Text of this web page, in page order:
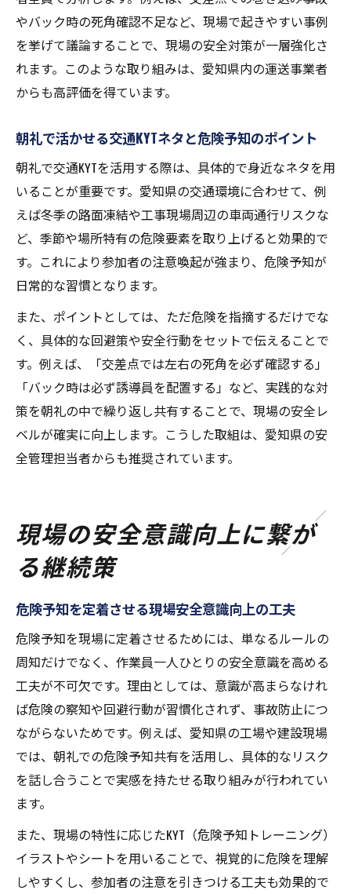
やバック時の死角確認不足など、現場で起きやすい事例
を挙げて議論することで、現場の安全対策が一層強化さ
れます。このような取り組みは、愛知県内の運送事業者
からも高評価を得ています。
朝礼で活かせる交通KYTネタと危険予知のポイント
朝礼で交通KYTを活用する際は、具体的で身近なネタを用
いることが重要です。愛知県の交通環境に合わせて、例
えば冬季の路面凍結や工事現場周辺の車両通行リスクな
ど、季節や場所特有の危険要素を取り上げると効果的で
す。これにより参加者の注意喚起が強まり、危険予知が
日常的な習慣となります。
また、ポイントとしては、ただ危険を指摘するだけでな
く、具体的な回避策や安全行動をセットで伝えることで
す。例えば、「交差点では左右の死角を必ず確認する」
「バック時は必ず誘導員を配置する」など、実践的な対
策を朝礼の中で繰り返し共有することで、現場の安全レ
ベルが確実に向上します。こうした取組は、愛知県の安
全管理担当者からも推奨されています。
現場の安全意識向上に繋が
る継続策
危険予知を定着させる現場安全意識向上の工夫
危険予知を現場に定着させるためには、単なるルールの
周知だけでなく、作業員一人ひとりの安全意識を高める
工夫が不可欠です。理由としては、意識が高まらなけれ
ば危険の察知や回避行動が習慣化されず、事故防止につ
ながらないためです。例えば、愛知県の工場や建設現場
では、朝礼での危険予知共有を活用し、具体的なリスク
を話し合うことで実感を持たせる取り組みが行われてい
ます。
また、現場の特性に応じたKYT（危険予知トレーニング）
イラストやシートを用いることで、視覚的に危険を理解
しやすくし、参加者の注意を引きつける工夫も効果的で